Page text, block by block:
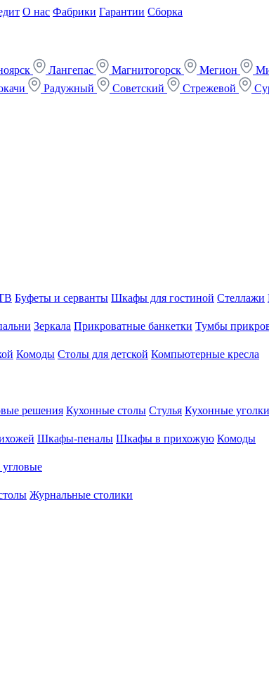
О нас Фабрики Гарантии Сборка
Лангепас Магнитогорск Мегион
Радужный Советский Стрежевой
Буфеты и серванты Шкафы для гостиной Стеллажи
Зеркала Прикроватные банкетки Тумбы
Комоды Столы для детской Компьютерные кресла
решения Кухонные столы Стулья Кухонные уголки
Шкафы-пеналы Шкафы в прихожую Комоды
Журнальные столики